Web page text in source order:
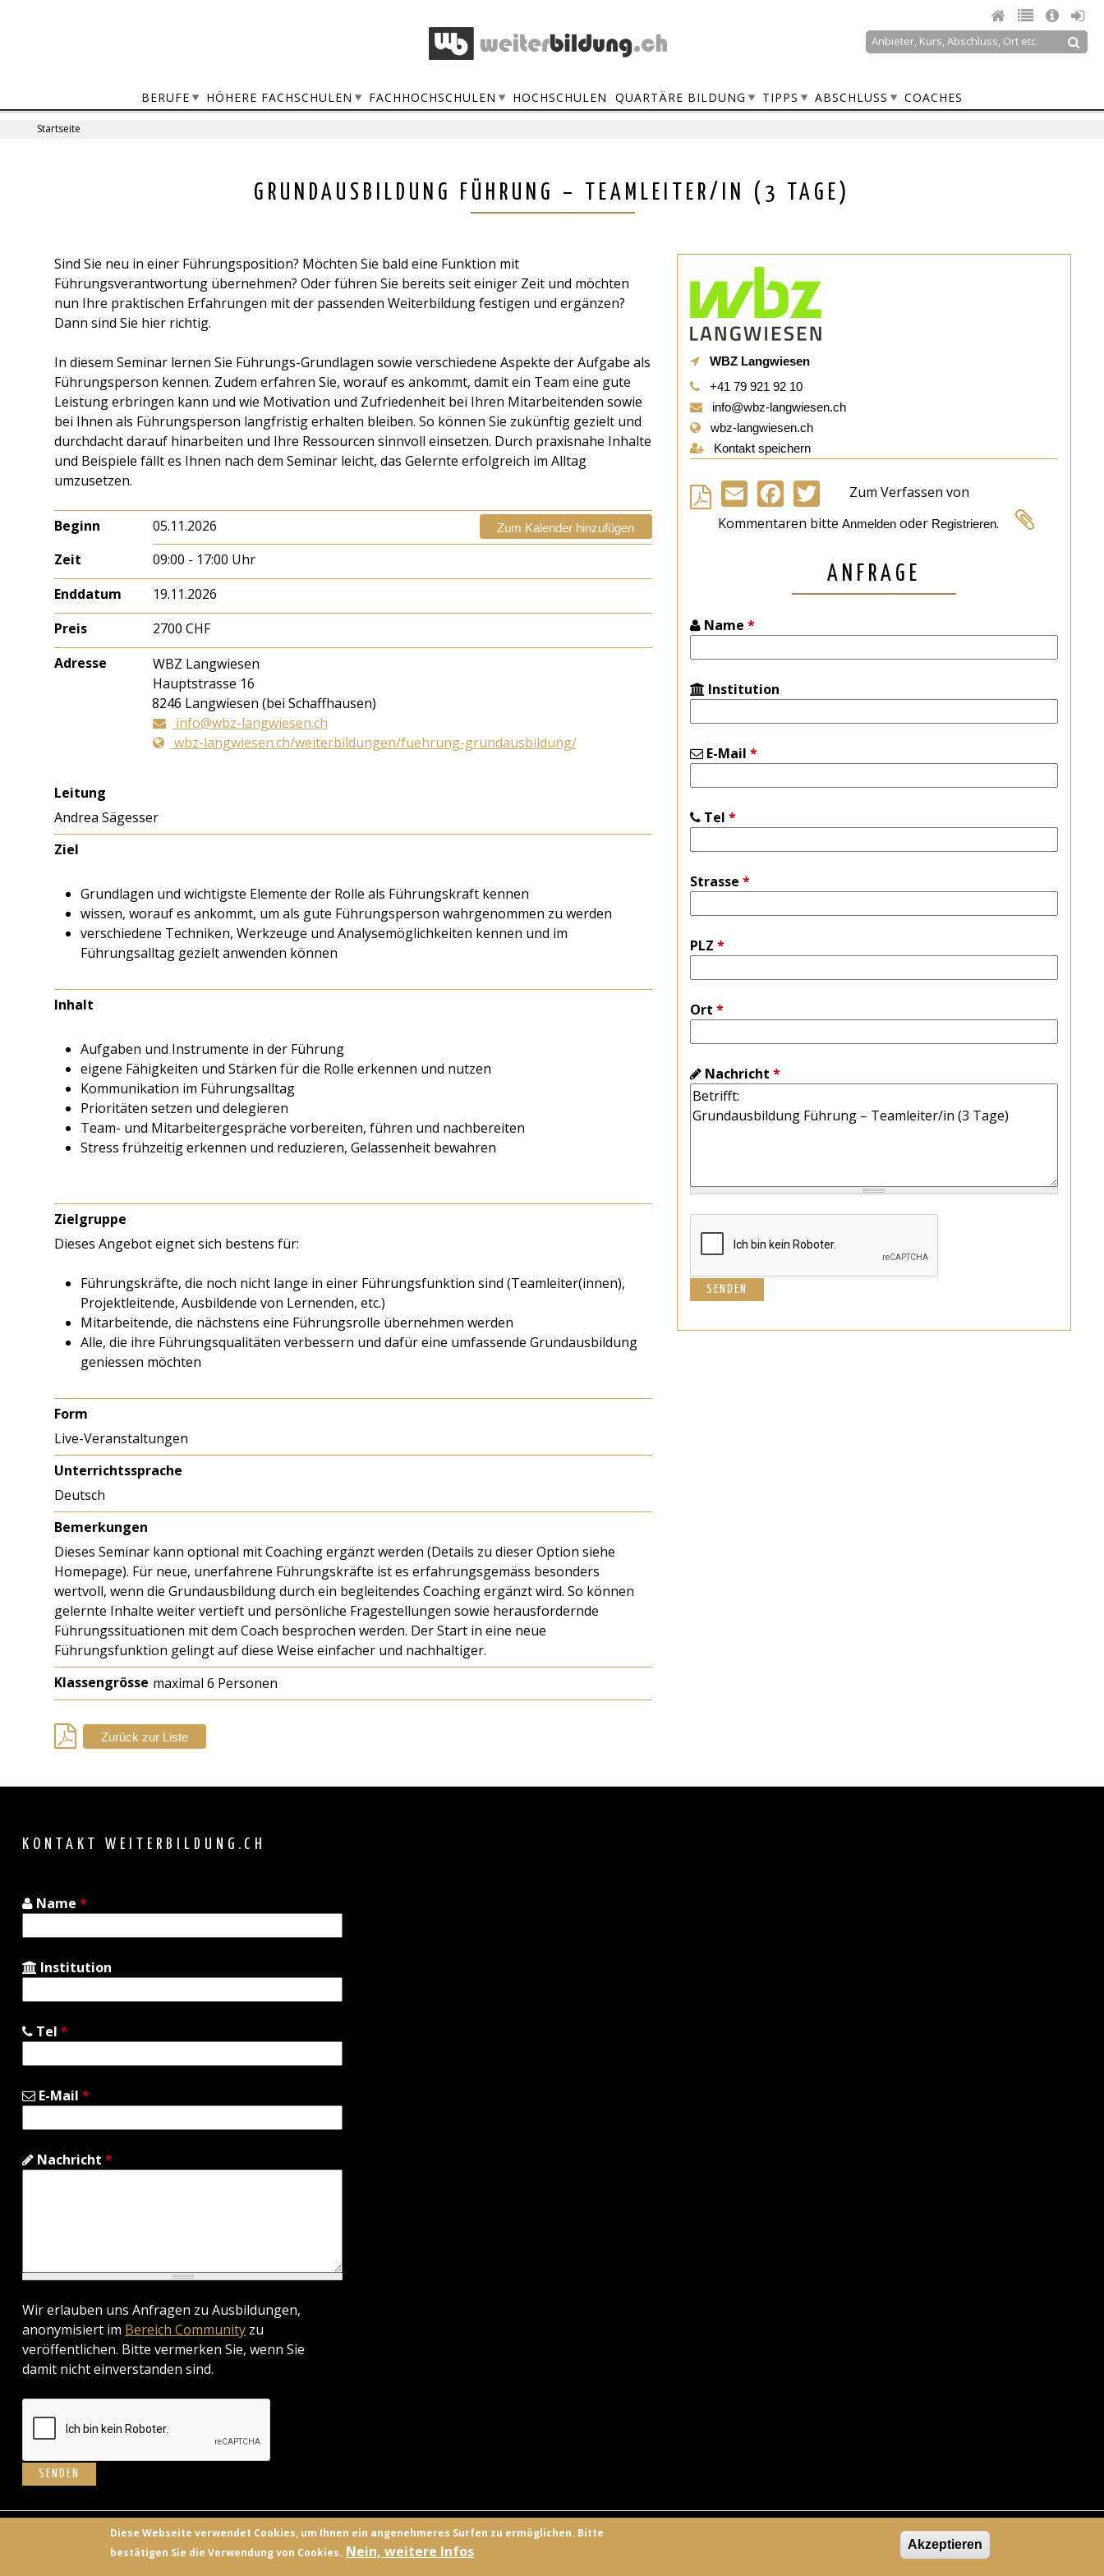
Suche
BERUFE HÖHERE FACHSCHULEN FACHHOCHSCHULEN HOCHSCHULEN QUARTÄRE BILDUNG TIPPS ABSCHLUSS COACHES
Startseite
GRUNDAUSBILDUNG FÜHRUNG – TEAMLEITER/IN (3 TAGE)
Sind Sie neu in einer Führungsposition? Möchten Sie bald eine Funktion mit
Führungsverantwortung übernehmen? Oder führen Sie bereits seit einiger Zeit und möchten
nun Ihre praktischen Erfahrungen mit der passenden Weiterbildung festigen und ergänzen?
Dann sind Sie hier richtig.
In diesem Seminar lernen Sie Führungs-Grundlagen sowie verschiedene Aspekte der Aufgabe als
Führungsperson kennen. Zudem erfahren Sie, worauf es ankommt, damit ein Team eine gute
Leistung erbringen kann und wie Motivation und Zufriedenheit bei Ihren Mitarbeitenden sowie
bei Ihnen als Führungsperson langfristig erhalten bleiben. So können Sie zukünftig gezielt und
durchdacht darauf hinarbeiten und Ihre Ressourcen sinnvoll einsetzen. Durch praxisnahe Inhalte
und Beispiele fällt es Ihnen nach dem Seminar leicht, das Gelernte erfolgreich im Alltag
umzusetzen.
Beginn 05.11.2026 Zum Kalender hinzufügen
Zeit
09:00 - 17:00 Uhr
Enddatum
19.11.2026
Preis
2700 CHF
Adresse
WBZ Langwiesen
Hauptstrasse 16
8246 Langwiesen (bei Schaffhausen)
info@wbz-langwiesen.ch
wbz-langwiesen.ch/weiterbildungen/fuehrung-grundausbildung/
Leitung
Andrea Sägesser
Ziel
Grundlagen und wichtigste Elemente der Rolle als Führungskraft kennen
wissen, worauf es ankommt, um als gute Führungsperson wahrgenommen zu werden
verschiedene Techniken, Werkzeuge und Analysemöglichkeiten kennen und im
Führungsalltag gezielt anwenden können
Inhalt
Aufgaben und Instrumente in der Führung
eigene Fähigkeiten und Stärken für die Rolle erkennen und nutzen
Kommunikation im Führungsalltag
Prioritäten setzen und delegieren
Team- und Mitarbeitergespräche vorbereiten, führen und nachbereiten
Stress frühzeitig erkennen und reduzieren, Gelassenheit bewahren
Zielgruppe
Dieses Angebot eignet sich bestens für:
Führungskräfte, die noch nicht lange in einer Führungsfunktion sind (Teamleiter(innen),
Projektleitende, Ausbildende von Lernenden, etc.)
Mitarbeitende, die nächstens eine Führungsrolle übernehmen werden
Alle, die ihre Führungsqualitäten verbessern und dafür eine umfassende Grundausbildung
geniessen möchten
Form
Live-Veranstaltungen
Unterrichtssprache
Deutsch
Bemerkungen
Dieses Seminar kann optional mit Coaching ergänzt werden (Details zu dieser Option siehe
Homepage). Für neue, unerfahrene Führungskräfte ist es erfahrungsgemäss besonders
wertvoll, wenn die Grundausbildung durch ein begleitendes Coaching ergänzt wird. So können
gelernte Inhalte weiter vertieft und persönliche Fragestellungen sowie herausfordernde
Führungssituationen mit dem Coach besprochen werden. Der Start in eine neue
Führungsfunktion gelingt auf diese Weise einfacher und nachhaltiger.
Klassengrösse maximal 6 Personen
Zurück zur Liste
WBZ Langwiesen
+41 79 921 92 10
info@wbz-langwiesen.ch
wbz-langwiesen.ch
Kontakt speichern
Email FacebookTwitterZum Verfassen von
Kommentaren bitte Anmeldenoder Registrieren.
ANFRAGE
Name *
Institution
E-Mail *
Tel *
Strasse *
PLZ *
Ort *
Nachricht *
KONTAKT WEITERBILDUNG.CH
Name *
Institution
Tel *
E-Mail *
Nachricht *
Wir erlauben uns Anfragen zu Ausbildungen,
anonymisiert im Bereich Communityzu
veröffentlichen. Bitte vermerken Sie, wenn Sie
damit nicht einverstanden sind.
BILDUNGSANBIETER KONTAKT FACEBOOK
Diese Webseite verwendet Cookies, um Ihnen ein angenehmeres Surfen zu ermöglichen. Bitte
bestätigen Sie die Verwendung von Cookies. Nein, weitere Infos Akzeptieren